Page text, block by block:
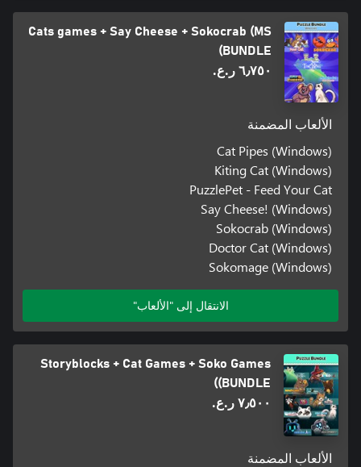
Cats games + Say Cheese + Sokocrab (MS
BUNDLE)
٦٫٧٥٠ ر.ع.‏
الألعاب المضمنة
Cat Pipes (Windows)
Kiting Cat (Windows)
PuzzlePet - Feed Your Cat
Say Cheese! (Windows)
Sokocrab (Windows)
Doctor Cat (Windows)
Sokomage (Windows)
الانتقال إلى "الألعاب"
Storyblocks + Cat Games + Soko Games
(BUNDLE)
٧٫٥٠٠ ر.ع.‏
الألعاب المضمنة